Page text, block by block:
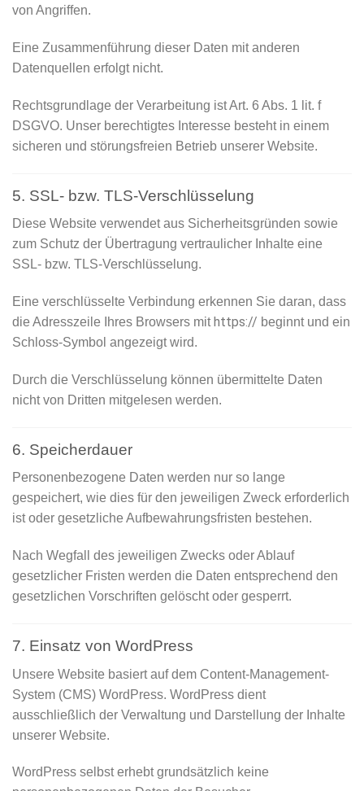
von Angriffen.
Eine Zusammenführung dieser Daten mit anderen
Datenquellen erfolgt nicht.
Rechtsgrundlage der Verarbeitung ist Art. 6 Abs. 1 lit. f
DSGVO. Unser berechtigtes Interesse besteht in einem
sicheren und störungsfreien Betrieb unserer Website.
5. SSL- bzw. TLS-Verschlüsselung
Diese Website verwendet aus Sicherheitsgründen sowie
zum Schutz der Übertragung vertraulicher Inhalte eine
SSL- bzw. TLS-Verschlüsselung.
Eine verschlüsselte Verbindung erkennen Sie daran, dass
die Adresszeile Ihres Browsers mit https:// beginnt und ein
Schloss-Symbol angezeigt wird.
Durch die Verschlüsselung können übermittelte Daten
nicht von Dritten mitgelesen werden.
6. Speicherdauer
Personenbezogene Daten werden nur so lange
gespeichert, wie dies für den jeweiligen Zweck erforderlich
ist oder gesetzliche Aufbewahrungsfristen bestehen.
Nach Wegfall des jeweiligen Zwecks oder Ablauf
gesetzlicher Fristen werden die Daten entsprechend den
gesetzlichen Vorschriften gelöscht oder gesperrt.
7. Einsatz von WordPress
Unsere Website basiert auf dem Content-Management-
System (CMS) WordPress. WordPress dient
ausschließlich der Verwaltung und Darstellung der Inhalte
unserer Website.
WordPress selbst erhebt grundsätzlich keine